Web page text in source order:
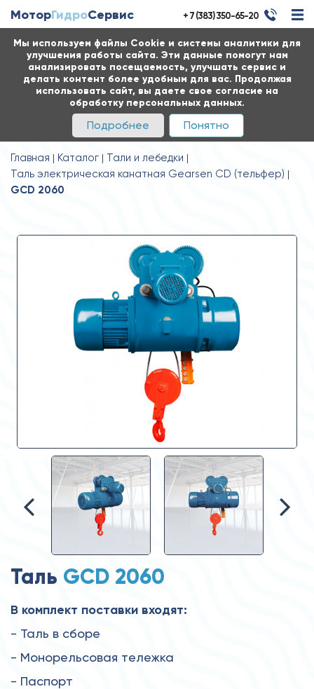
Мы используем файлы Cookie и системы аналитики для
улучшения работы сайта. Эти данные помогут нам
анализировать посещаемость, улучшать сервис и
делать контент более удобным для вас. Продолжая
использовать сайт, вы даете свое согласие на
обработку персональных данных.
Подробнее Понятно
МоторГидроСервис + 7 (383) 350-65-20
Главная Каталог
Тали и лебедки
Таль электрическая канатная Gearsen CD (тельфер)
GCD 2060
Таль GCD 2060
В комплект поставки входят:
- Таль в сборе
- Монорельсовая тележка
- Паспорт